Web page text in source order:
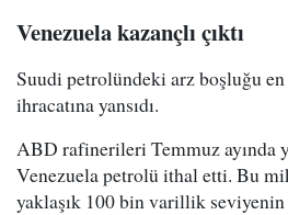
Venezuela kazançlı çıktı
Suudi petrolündeki arz boşluğu
ihracatına yansıdı.
ABD rafinerileri Temmuz ayında
Venezuela petrolü ithal etti. Bu
yaklaşık 100 bin varillik seviyenin